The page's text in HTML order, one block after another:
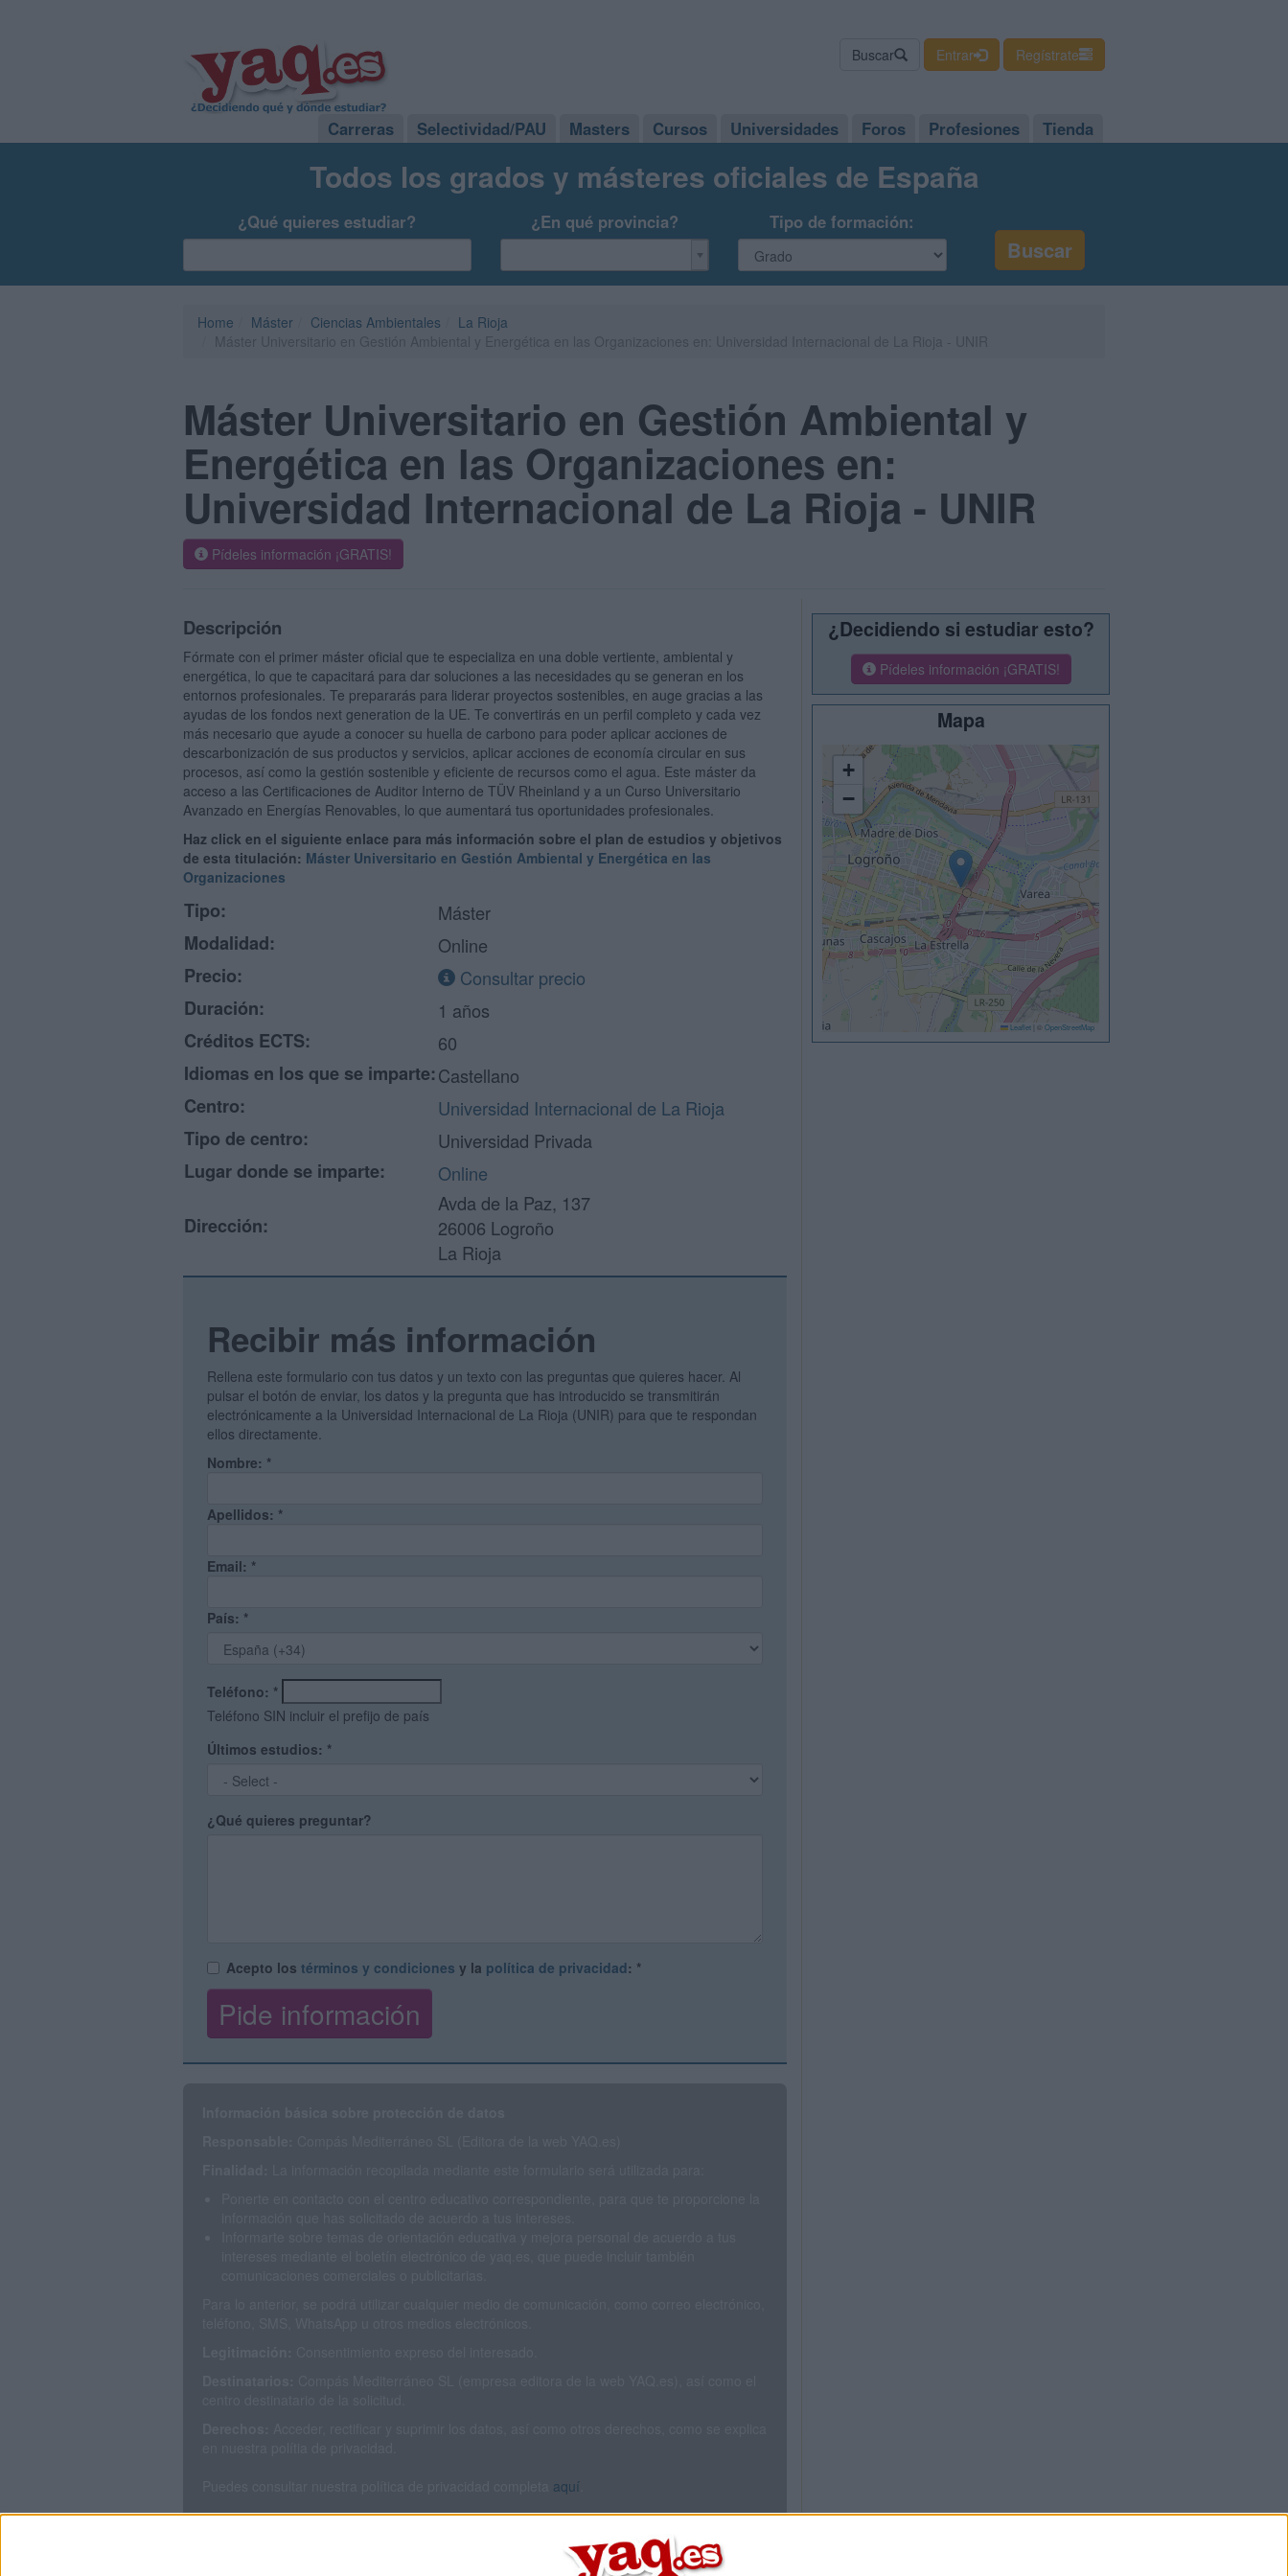
Buscar Entrar Regístrate
Carreras Selectividad/PAU Masters Cursos Universidades Foros Profesiones Tienda
Todos los grados y másteres oficiales de España
¿Qué quieres estudiar? ¿En qué provincia? Tipo de formación:
Home Máster Ciencias Ambientales
La Rioja
Máster Universitario en Gestión Ambiental y
Energética en las Organizaciones en:
Universidad Internacional de La Rioja - UNIR
Pídeles información ¡GRATIS!
Descripción
Fórmate con el primer máster oficial que te especializa en una doble vertiente, ambiental y
energética, lo que te capacitará para dar soluciones a las necesidades qu se generan en los
entornos profesionales. Te prepararás para liderar proyectos sostenibles, en auge gracias a las
ayudas de los fondos next generation de la UE. Te convertirás en un perfil completo y cada vez
más necesario que ayude a conocer su huella de carbono para poder aplicar acciones de
descarbonización de sus productos y servicios, aplicar acciones de economía circular en sus
procesos, así como la gestión sostenible y eficiente de recursos como el agua. Este máster da
acceso a las Certificaciones de Auditor Interno de TÜV Rheinland y a un Curso Universitario
Avanzado en Energías Renovables, lo que aumentará tus oportunidades profesionales.
Haz click en el siguiente enlace para más información sobre el plan de estudios y objetivos
de esta titulación: Máster Universitario en Gestión Ambiental y Energética en las
Organizaciones
Tipo:
Máster
Modalidad:
Online
Precio:
Consultar precio
Duración:
1 años
Créditos ECTS:
60
Idiomas en los que se imparte:Castellano
Centro:
Universidad Internacional de La Rioja
Tipo de centro:
Universidad Privada
Lugar donde se imparte:
Online
Dirección:
Avda de la Paz, 137
26006 Logroño
La Rioja
Recibir más información
Rellena este formulario con tus datos y un texto con las preguntas que quieres hacer. Al
pulsar el botón de enviar, los datos y la pregunta que has introducido se transmitirán
electrónicamente a la Universidad Internacional de La Rioja (UNIR) para que te respondan
ellos directamente.
Nombre: *
Apellidos: *
Email: *
País: *
Teléfono: *
Teléfono SIN incluir el prefijo de país
Últimos estudios: *
¿Qué quieres preguntar?
Acepto los términos y condiciones y la política de privacidad: *
aquí
¿Decidiendo si estudiar esto?
Pídeles información ¡GRATIS!
Mapa
+
−
Leaflet © OpenStreetMap